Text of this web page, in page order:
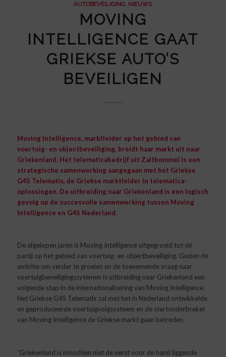
AUTOBEVEILIGING, NIEUWS
MOVING
INTELLIGENCE GAAT
GRIEKSE AUTO’S
BEVEILIGEN
Moving Intelligence, marktleider op het gebied van
voertuig- en objectbeveiliging, breidt haar markt uit naar
Griekenland. Het telematicabedrijf uit Zaltbommel is een
strategische samenwerking aangegaan met het Griekse
G4S Telematix, de Griekse marktleider in telematica-
oplossingen. De uitbreiding naar Griekenland is een logisch
gevolg op de succesvolle samenwerking tussen Moving
Intelligence en G4S Nederland.
De afgelopen jaren is Moving Intelligence uitgegroeid tot dé
partij op het gebied van voertuig- en objectbeveiliging. Gezien de
ambitie om verder te groeien en de toenemende vraag naar
voertuigbeveiligingssytemen is uitbreiding naar Griekenland een
volgende stap in de internationalisering van Moving Intelligence.
Het Griekse G4S Telematix zal met het in Nederland ontwikkelde
en geproduceerde voertuigvolgsysteem en de startonderbreker
van Moving Intelligence de Griekse markt gaan betreden.
“Griekenland is misschien niet de eerst voor de hand liggende